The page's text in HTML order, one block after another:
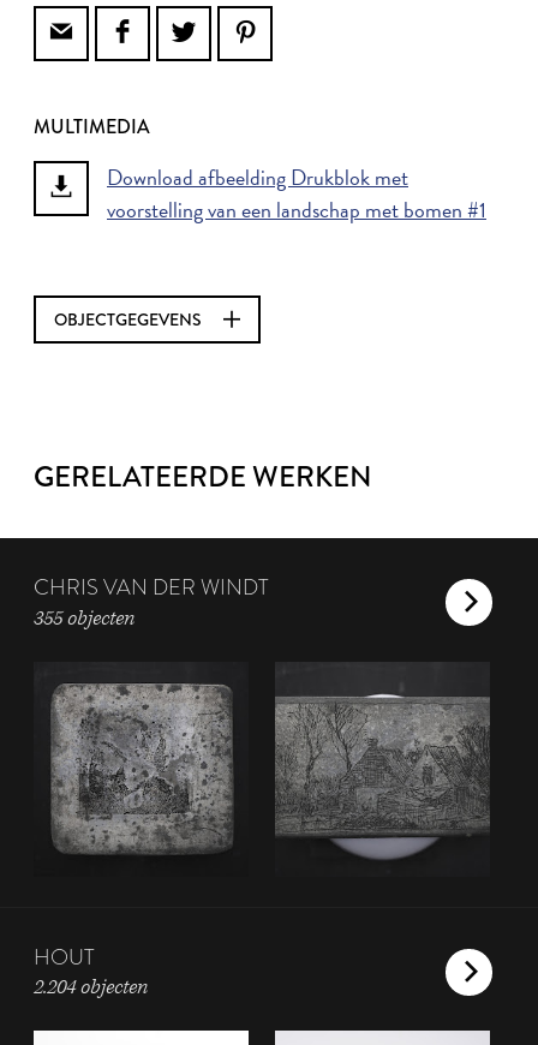
MULTIMEDIA
Download afbeelding Drukblok met
voorstelling van een landschap met bomen #1
OBJECTGEGEVENS
GERELATEERDE WERKEN
CHRIS VAN DER WINDT
355 objecten
HOUT
2.204 objecten